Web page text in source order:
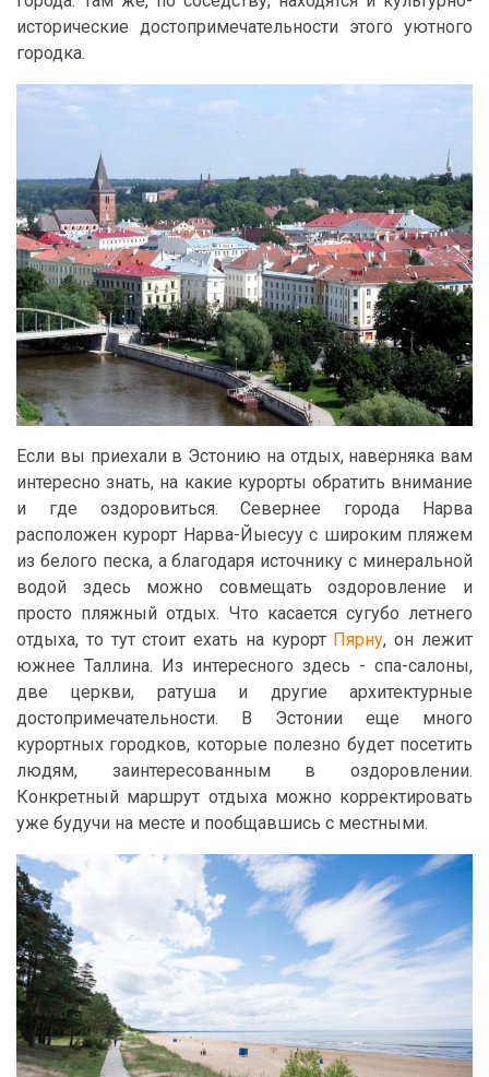
исторические достопримечательности этого уютного
городка.
Если вы приехали в Эстонию на отдых, наверняка вам
интересно знать, на какие курорты обратить внимание
и где оздоровиться. Севернее города Нарва
расположен курорт Нарва-Йыесуу с широким пляжем
из белого песка, а благодаря источнику с минеральной
водой здесь можно совмещать оздоровление и
просто пляжный отдых. Что касается сугубо летнего
отдыха, то тут стоит ехать на курорт Пярну, он лежит
южнее Таллина. Из интересного здесь - спа-салоны,
две церкви, ратуша и другие архитектурные
достопримечательности. В Эстонии еще много
курортных городков, которые полезно будет посетить
людям, заинтересованным в оздоровлении.
Конкретный маршрут отдыха можно корректировать
уже будучи на месте и пообщавшись с местными.